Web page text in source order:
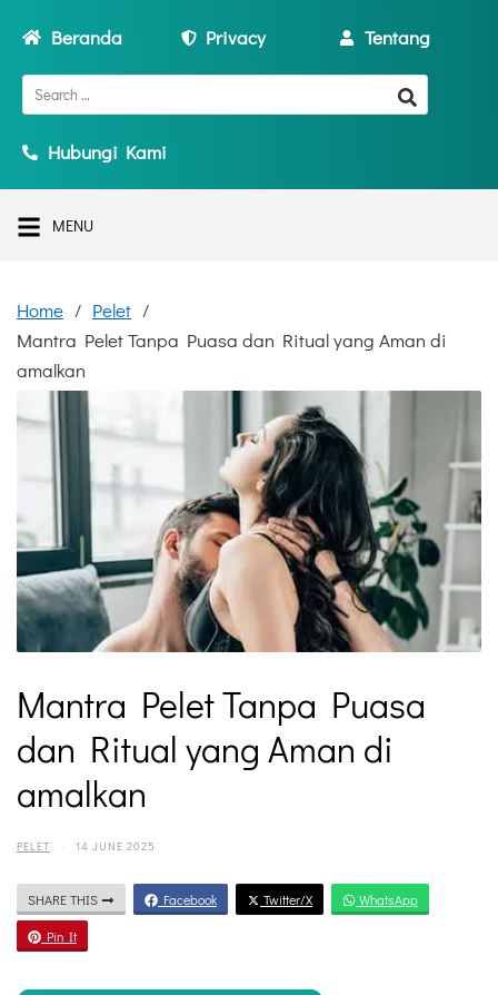
Beranda Privacy Tentang
Hubungi Kami
MENU
Home
Pelet
Mantra Pelet Tanpa Puasa dan Ritual yang Aman di
amalkan
Mantra Pelet Tanpa Puasa
dan Ritual yang Aman di
amalkan
PELET · 14 JUNE 2025
SHARE THIS Facebook Twitter/X WhatsApp
Pin It